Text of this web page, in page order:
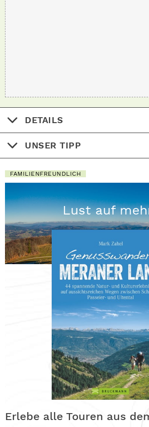
DETAILS
UNSER TIPP
FAMILIENFREUNDLICH
Lust auf
Erlebe alle Touren aus